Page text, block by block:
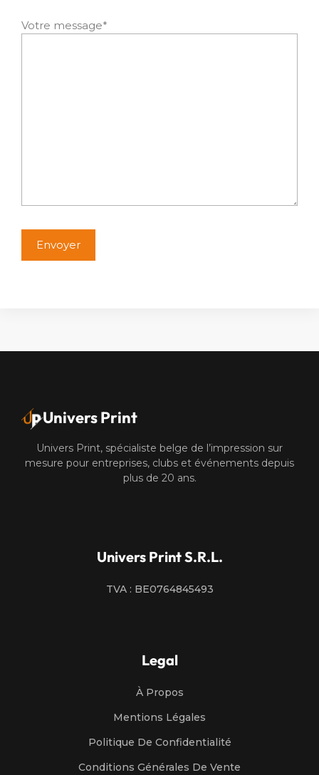
Votre message*
Univers Print
Univers Print, spécialiste belge de l’impression sur
mesure pour entreprises, clubs et événements depuis
plus de 20 ans.
Univers Print S.R.L.
TVA : BE0764845493
Legal
À Propos
Mentions Légales
Politique De Confidentialité
Conditions Générales De Vente